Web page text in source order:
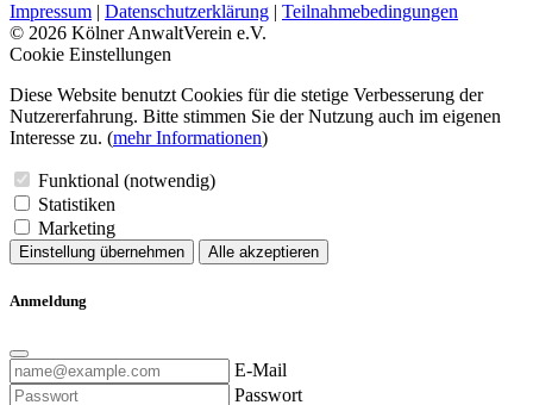
Impressum | Datenschutzerklärung | Teilnahmebedingungen
© 2026 Kölner AnwaltVerein e.V.
Cookie Einstellungen
Diese Website benutzt Cookies für die stetige Verbesserung der
Nutzererfahrung. Bitte stimmen Sie der Nutzung auch im eigenen
Interesse zu. (mehr Informationen)
Funktional (notwendig)
Statistiken
Marketing
Einstellung übernehmen Alle akzeptieren
Anmeldung
E-Mail
Passwort